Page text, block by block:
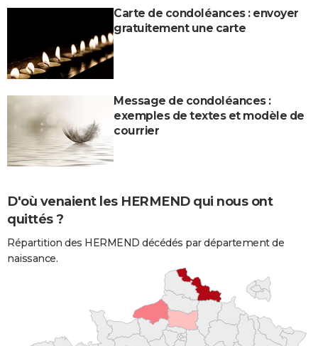
Carte de condoléances : envoyer
gratuitement une carte
Message de condoléances :
exemples de textes et modèle de
courrier
D'où venaient les HERMEND qui nous ont
quittés ?
Répartition des HERMEND décédés par département de
naissance.